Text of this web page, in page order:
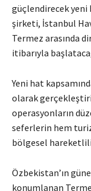
güçlendirecek yeni
şirketi, İstanbul
Termez arasında
itibarıyla
Yeni hat
olarak
operasyonların
seferlerin hem
bölgesel
Özbekistan’ın
konumlanan